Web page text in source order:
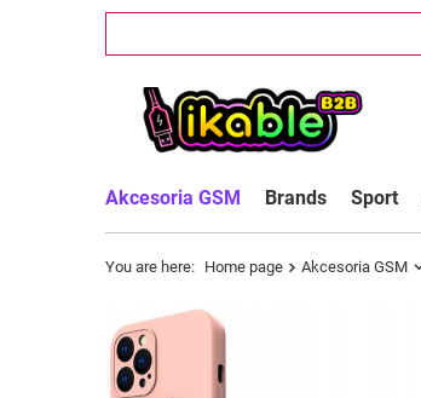
Akcesoria GSM Brands Sport
You are here: Home page Akcesoria GSM